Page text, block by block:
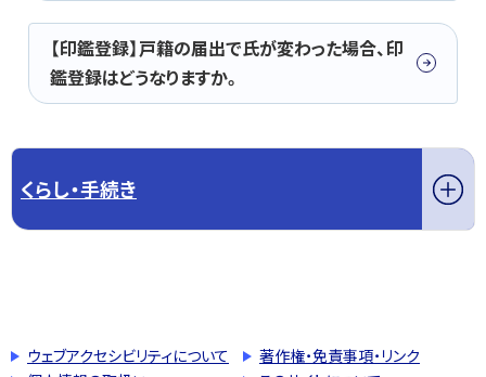
【印鑑登録】戸籍の届出で氏が変わった場合、印
鑑登録はどうなりますか。
くらし・手続き
ウェブアクセシビリティについて
著作権・免責事項・リンク